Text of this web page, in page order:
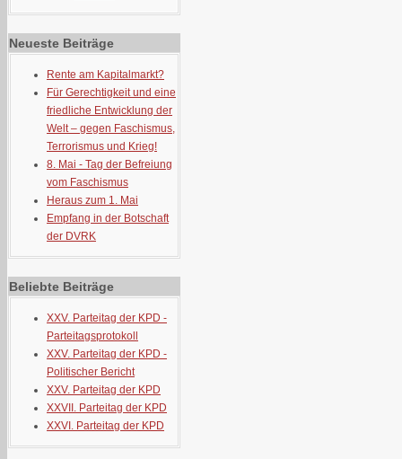
Neueste Beiträge
Rente am Kapitalmarkt?
Für Gerechtigkeit und eine
friedliche Entwicklung der
Welt – gegen Faschismus,
Terrorismus und Krieg!
8. Mai - Tag der Befreiung
vom Faschismus
Heraus zum 1. Mai
Empfang in der Botschaft
der DVRK
Beliebte Beiträge
XXV. Parteitag der KPD -
Parteitagsprotokoll
XXV. Parteitag der KPD -
Politischer Bericht
XXV. Parteitag der KPD
XXVII. Parteitag der KPD
XXVI. Parteitag der KPD